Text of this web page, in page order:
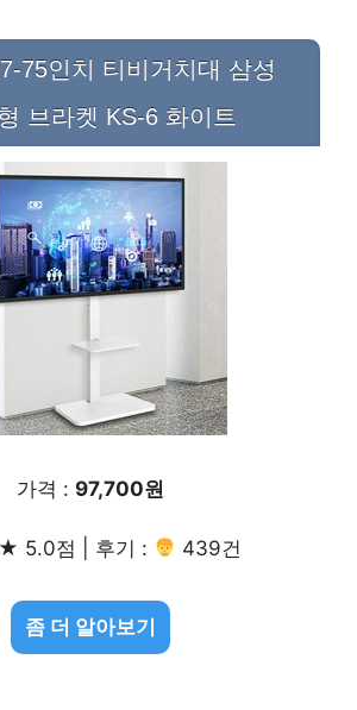
75인치 티비거치대 삼성
브라켓 KS-6 화이트
가격 : 97,700원
5.0점 | 후기 : 439건
좀 더 알아보기